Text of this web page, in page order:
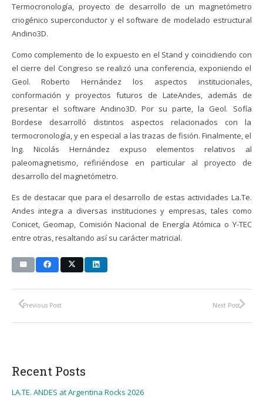
Termocronología, proyecto de desarrollo de un magnetómetro
criogénico superconductor y el software de modelado estructural
Andino3D.
Como complemento de lo expuesto en el Stand y coincidiendo con
el cierre del Congreso se realizó una conferencia, exponiendo el
Geol. Roberto Hernández los aspectos institucionales,
conformación y proyectos futuros de LateAndes, además de
presentar el software Andino3D. Por su parte, la Geol. Sofía
Bordese desarrolló distintos aspectos relacionados con la
termocronología, y en especial a las trazas de fisión. Finalmente, el
Ing. Nicolás Hernández expuso elementos relativos al
paleomagnetismo, refiriéndose en particular al proyecto de
desarrollo del magnetómetro.
Es de destacar que para el desarrollo de estas actividades La.Te.
Andes integra a diversas instituciones y empresas, tales como
Conicet, Geomap, Comisión Nacional de Energía Atómica o Y-TEC
entre otras, resaltando así su carácter matricial.
Previous Post Next Post
Recent Posts
LA.TE. ANDES at Argentina Rocks 2026